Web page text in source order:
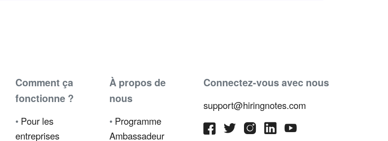
Comment ça
fonctionne ?
• Pour les
entreprises
À propos de
nous
• Programme
Ambassadeur
Connectez-vous avec nous
support@hiringnotes.com